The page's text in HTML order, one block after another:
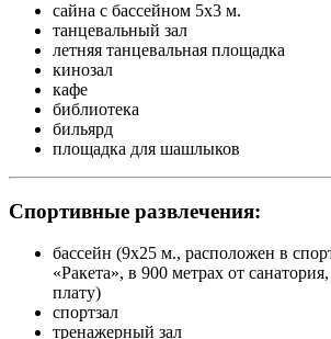
сайна с бассейном 5х3 м.
танцевальный зал
летняя танцевальная площадка
кинозал
кафе
библиотека
бильярд
площадка для шашлыков
Спортивные развлечения:
бассейн (9х25 м., расположен в
«Ракета», в 900 метрах от
плату)
спортзал
тренажерный зал